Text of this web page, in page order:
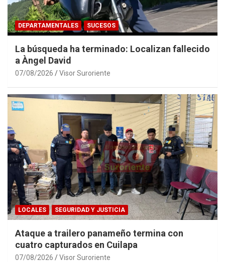
DEPARTAMENTALES SUCESOS
La búsqueda ha terminado: Localizan fallecido
a Àngel David
07/08/2026 Visor Suroriente
LOCALES SEGURIDAD Y JUSTICIA
Ataque a trailero panameño termina con
cuatro capturados en Cuilapa
07/08/2026 Visor Suroriente